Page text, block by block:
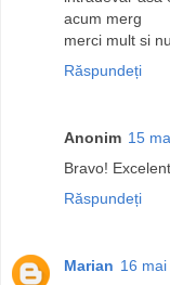
acum merg
merci mult si
Răspundeți
Anonim 15
Bravo!
Răspundeți
Marian 16